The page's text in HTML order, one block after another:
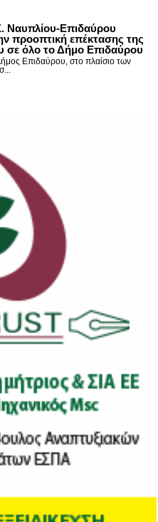
Ναυπλίου-Επιδαύρου
προοπτική επέκτασης της
σε όλο το Δήμο Επιδαύρου
Επιδαύρου, στο πλαίσιο των